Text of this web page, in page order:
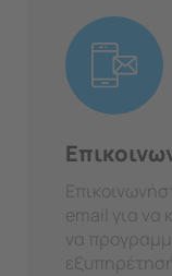
email για να
να